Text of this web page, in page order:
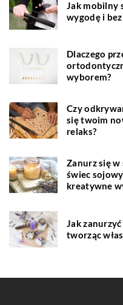
Jak mobilny
wygodę i
Dlaczego
wyborem?
Czy
się twoim
relaks?
Zanurz się
świec
kreatywne
Jak
tworząc